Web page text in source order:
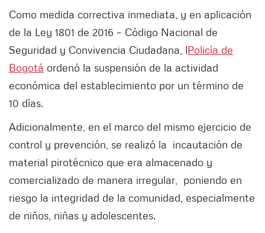
Como medida correctiva inmediata, y en aplicación
de la Ley 1801 de 2016 – Código Nacional de
Seguridad y Convivencia Ciudadana, lPolicía de
Bogotá ordenó la suspensión de la actividad
económica del establecimiento por un término de
10 días.
Adicionalmente, en el marco del mismo ejercicio de
control y prevención, se realizó la incautación de
material pirotécnico que era almacenado y
comercializado de manera irregular, poniendo en
riesgo la integridad de la comunidad, especialmente
de niños, niñas y adolescentes.